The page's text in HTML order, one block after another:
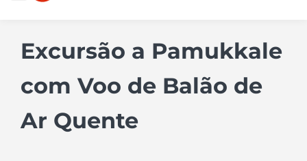
Excursão a Pamukkale
com Voo de Balão de
Ar Quente